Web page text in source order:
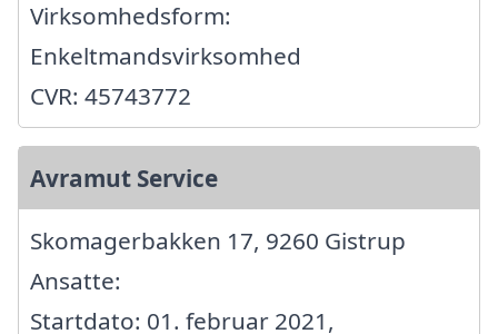
Virksomhedsform:
Enkeltmandsvirksomhed
CVR: 45743772
Avramut Service
Skomagerbakken 17, 9260 Gistrup
Ansatte:
Startdato: 01. februar 2021,